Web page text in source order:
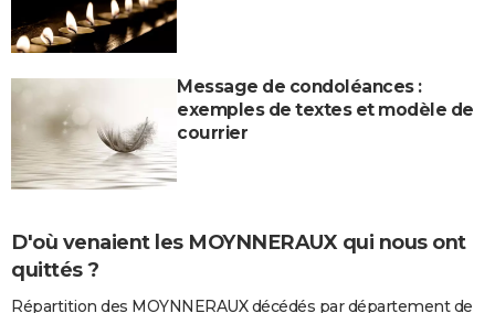
Message de condoléances :
exemples de textes et modèle de
courrier
D'où venaient les MOYNNERAUX qui nous ont
quittés ?
Répartition des MOYNNERAUX décédés par département de